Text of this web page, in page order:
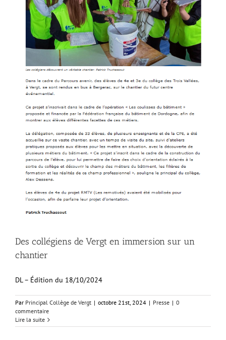
Des collégiens de Vergt en immersion sur un
chantier
DL – Édition du 18/10/2024
Par Principal Collège de Vergt | octobre 21st, 2024 | Presse | 0
commentaire
Lire la suite